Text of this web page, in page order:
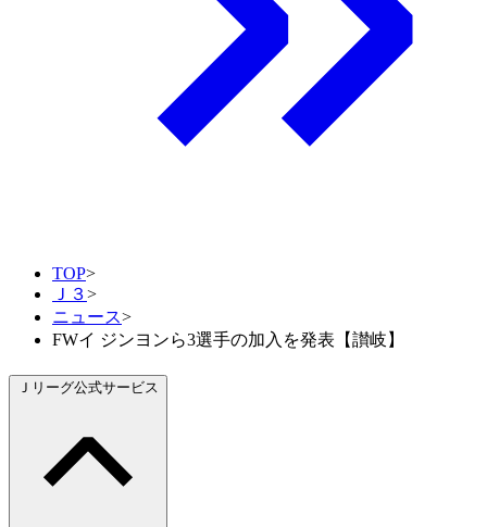
TOP>
Ｊ３>
ニュース>
FWイ ジンヨンら3選手の加入を発表【讃岐】
Ｊリーグ公式サービス